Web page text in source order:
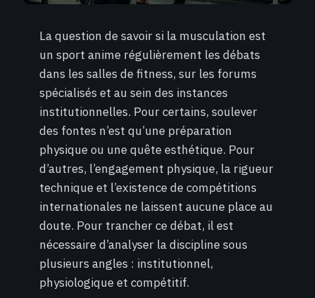
La question de savoir si la musculation est
un sport anime régulièrement les débats
dans les salles de fitness, sur les forums
spécialisés et au sein des instances
institutionnelles. Pour certains, soulever
des fontes n’est qu’une préparation
physique ou une quête esthétique. Pour
d’autres, l’engagement physique, la rigueur
technique et l’existence de compétitions
internationales ne laissent aucune place au
doute. Pour trancher ce débat, il est
nécessaire d’analyser la discipline sous
plusieurs angles : institutionnel,
physiologique et compétitif.